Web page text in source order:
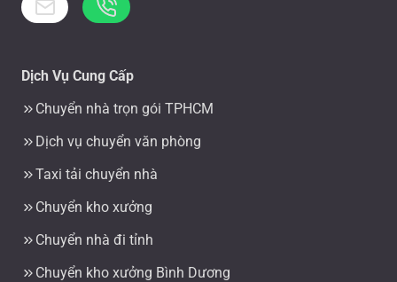
Dịch Vụ Cung Cấp
Chuyển nhà trọn gói TPHCM
Dịch vụ chuyển văn phòng
Taxi tải chuyển nhà
Chuyển kho xưởng
Chuyển nhà đi tỉnh
Chuyển kho xưởng Bình Dương